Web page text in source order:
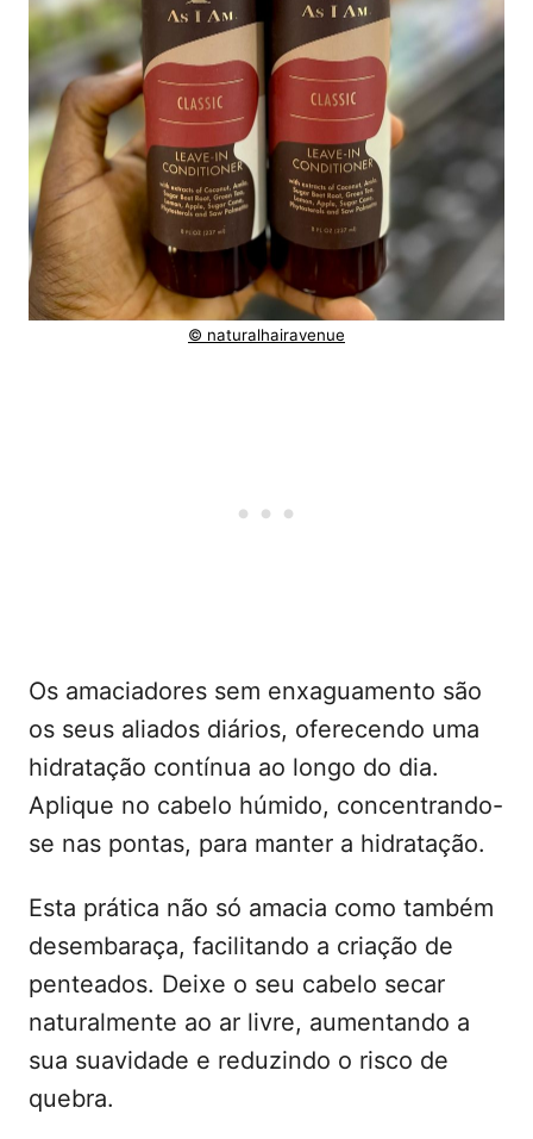
© naturalhairavenue
Os amaciadores sem enxaguamento são
os seus aliados diários, oferecendo uma
hidratação contínua ao longo do dia.
Aplique no cabelo húmido, concentrando-
se nas pontas, para manter a hidratação.
Esta prática não só amacia como também
desembaraça, facilitando a criação de
penteados. Deixe o seu cabelo secar
naturalmente ao ar livre, aumentando a
sua suavidade e reduzindo o risco de
quebra.